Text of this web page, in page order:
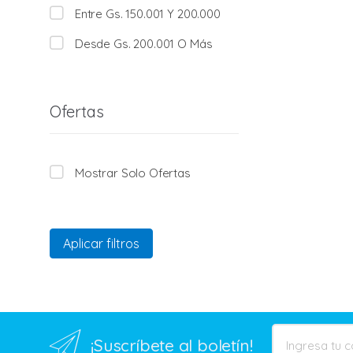
Entre Gs. 150.001 Y 200.000
Desde Gs. 200.001 O Más
Ofertas
Mostrar Solo Ofertas
Aplicar filtros
¡Suscríbete al boletín!